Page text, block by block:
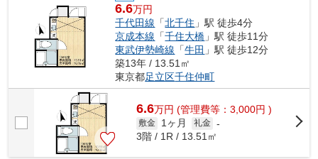
6.6万円
千代田線 「北千住 」駅 徒歩4分
京成本線 「千住大橋 」駅 徒歩11分
東武伊勢崎線 「牛田 」駅 徒歩12分
築13年 / 13.51㎡
東京都足立区千住仲町
6.6万円 (管理費等：3,000円 )
敷金 1ヶ月 礼金 -
3階 / 1R / 13.51㎡